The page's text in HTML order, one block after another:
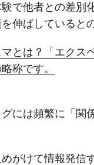
で他者との差別
伸ばしていると
とは？「エクス
称です。
には頻繁に「関
がけて情報発信